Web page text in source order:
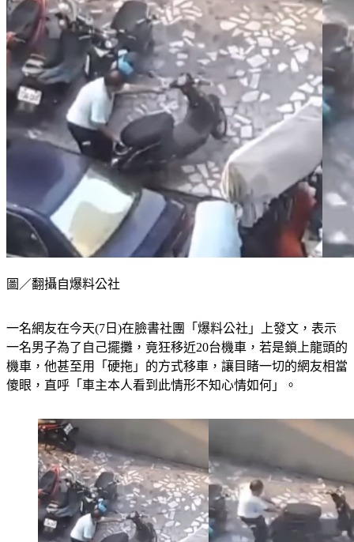
一名網友在今天(7日)在臉書社團「爆料公社」上發文，表示
一名男子為了自己擺攤，竟狂移近20台機車，若是鎖上龍頭的
機車，他甚至用「硬拖」的方式移車，讓目睹一切的網友相當